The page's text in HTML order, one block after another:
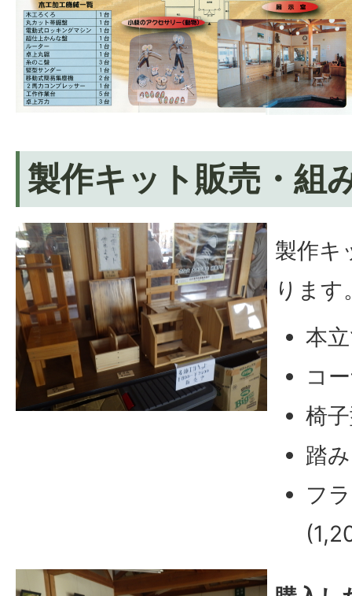
製作キット販売・組
製作キ
ります
本
コ
椅
踏
フ